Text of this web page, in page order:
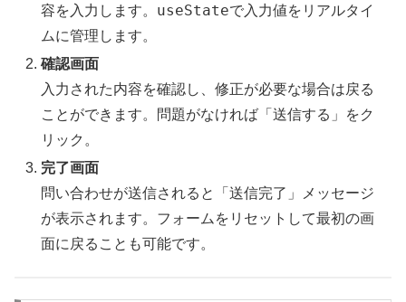
容を入力します。 useStateで入力値をリアルタイ
ムに管理します。
確認画面
入力された内容を確認し、修正が必要な場合は戻る
ことができます。問題がなければ「送信する」をク
リック。
完了画面
問い合わせが送信されると「送信完了」メッセージ
が表示されます。フォームをリセットして最初の画
面に戻ることも可能です。